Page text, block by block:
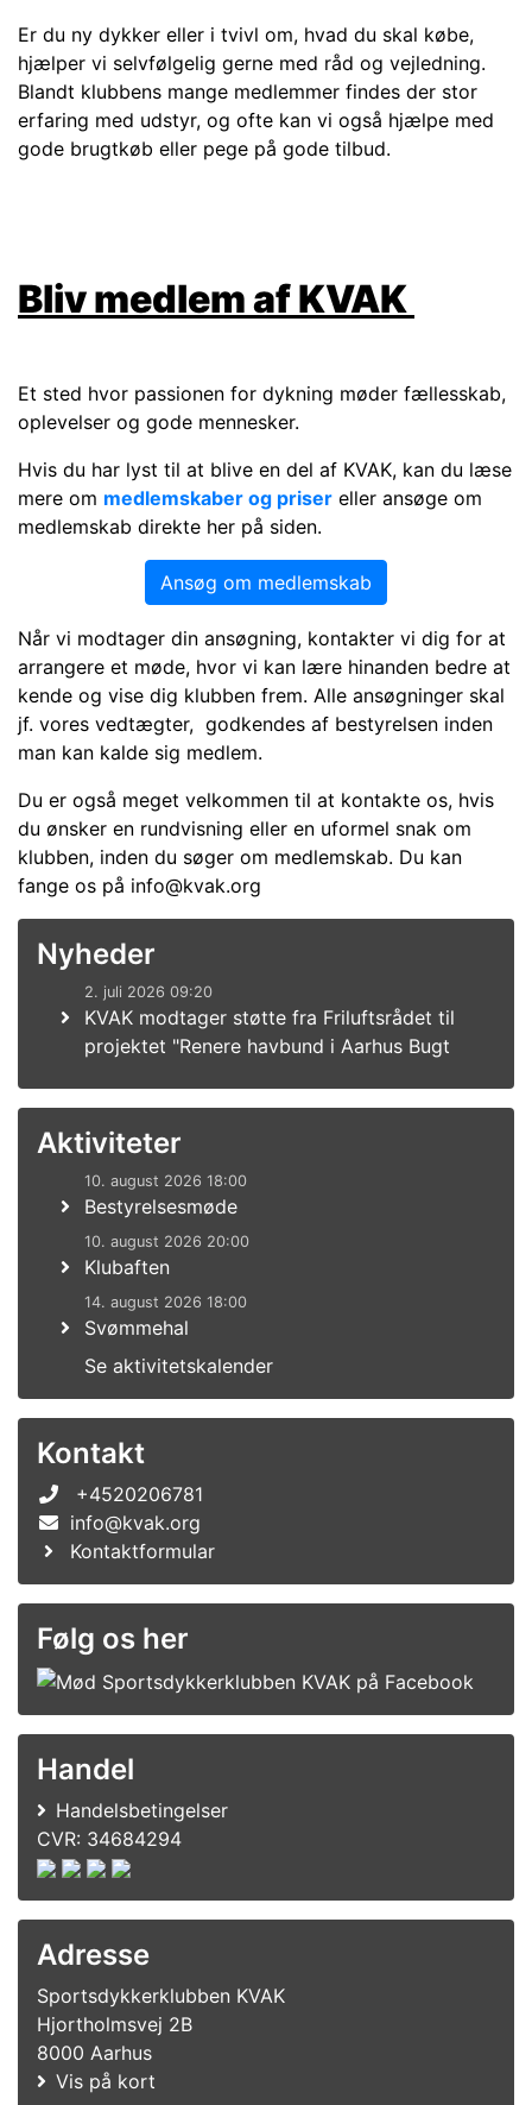
Er du ny dykker eller i tvivl om, hvad du skal købe,
hjælper vi selvfølgelig gerne med råd og vejledning.
Blandt klubbens mange medlemmer findes der stor
erfaring med udstyr, og ofte kan vi også hjælpe med
gode brugtkøb eller pege på gode tilbud.
Bliv medlem af KVAK
Et sted hvor passionen for dykning møder fællesskab,
oplevelser og gode mennesker.
Hvis du har lyst til at blive en del af KVAK, kan du læse
mere om medlemskaber og priser eller ansøge om
medlemskab direkte her på siden.
Ansøg om medlemskab
Når vi modtager din ansøgning, kontakter vi dig for at
arrangere et møde, hvor vi kan lære hinanden bedre at
kende og vise dig klubben frem. Alle ansøgninger skal
jf. vores vedtægter, godkendes af bestyrelsen inden
man kan kalde sig medlem.
Du er også meget velkommen til at kontakte os, hvis
du ønsker en rundvisning eller en uformel snak om
klubben, inden du søger om medlemskab. Du kan
fange os på info@kvak.org
Nyheder
2. juli 2026 09:20
KVAK modtager støtte fra Friluftsrådet til
projektet "Renere havbund i Aarhus Bugt
Aktiviteter
10. august 2026 18:00
Bestyrelsesmøde
10. august 2026 20:00
Klubaften
14. august 2026 18:00
Svømmehal
Se aktivitetskalender
Kontakt
+4520206781
info@kvak.org
Kontaktformular
Følg os her
Handel
Handelsbetingelser
CVR: 34684294
Adresse
Sportsdykkerklubben KVAK
Hjortholmsvej 2B
8000 Aarhus
Vis på kort